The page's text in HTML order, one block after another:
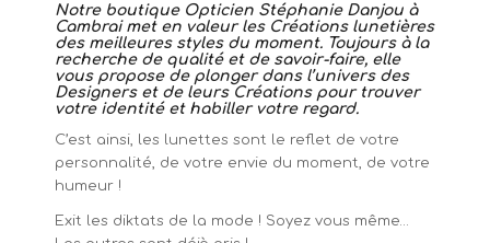
Notre boutique Opticien Stéphanie Danjou à
Cambrai met en valeur les Créations lunetières
des meilleures styles du moment. Toujours à la
recherche de qualité et de savoir-faire, elle
vous propose de plonger dans l’univers des
Designers et de leurs Créations pour trouver
votre identité et habiller votre regard.
C’est ainsi, les lunettes sont le reflet de votre
personnalité, de votre envie du moment, de votre
humeur !
Exit les diktats de la mode ! Soyez vous même…